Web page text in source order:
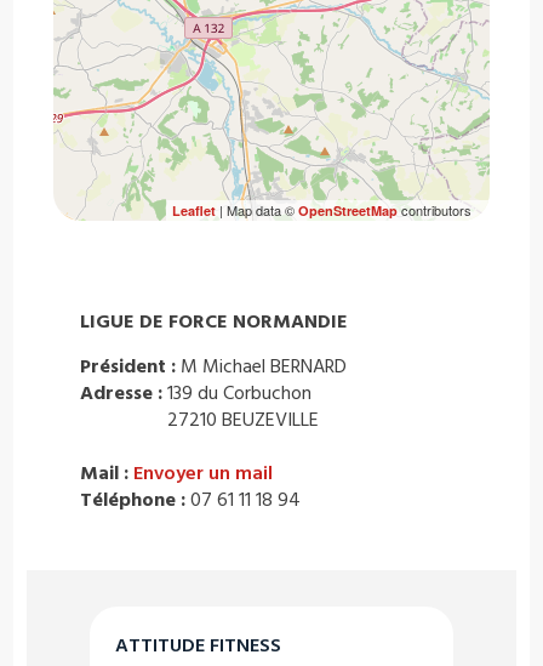
ATTITUDE FITNESS
Leaflet| Map data © OpenStreetMapcontributors
LIGUE DE FORCE NORMANDIE
Président : M Michael BERNARD
Adresse :139 du Corbuchon
27210 BEUZEVILLE
Mail : Envoyer un mail
Téléphone :07 61 11 18 94